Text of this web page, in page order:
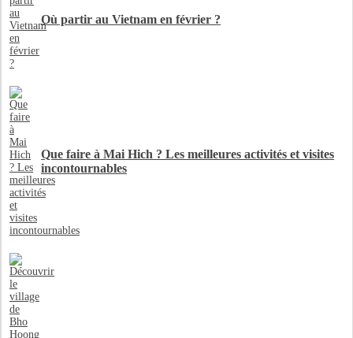
Où partir au Vietnam en février ?
Que faire à Mai Hich ? Les meilleures activités et visites
incontournables